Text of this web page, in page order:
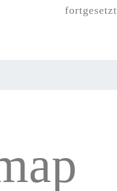
fortgesetzt